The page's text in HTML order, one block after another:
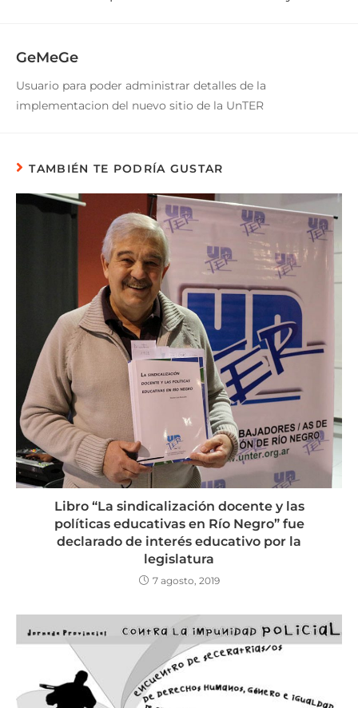
GeMeGe
Usuario para poder administrar detalles de la
implementacion del nuevo sitio de la UnTER
TAMBIÉN TE PODRÍA GUSTAR
Libro “La sindicalización docente y las
políticas educativas en Río Negro” fue
declarado de interés educativo por la
legislatura
7 agosto, 2019